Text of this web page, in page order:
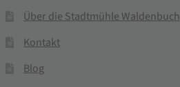
Über die Stadtmühle Waldenbuch
Kontakt
Blog